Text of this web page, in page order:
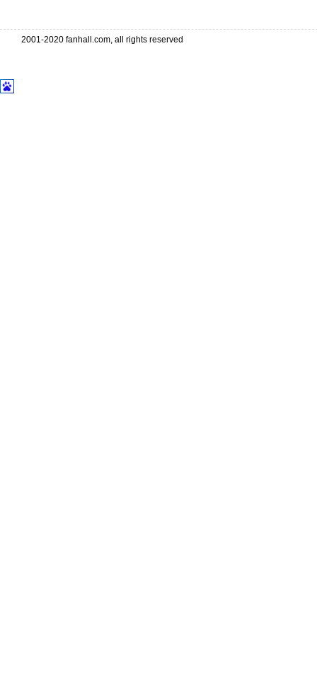
2001-2020 fanhall.com, all rights reserved